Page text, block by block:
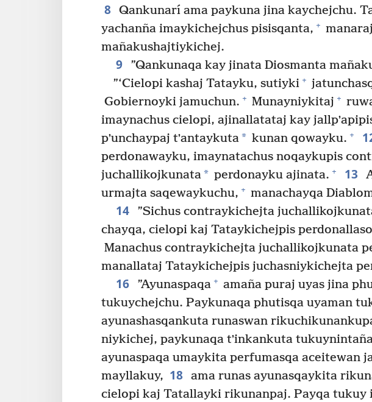
8 Qankunarí ama paykuna jina kaychejchu.
yachanña imaykichejchus pisisqanta, +
mañakushajtiykichej.
9 ”Qankunaqa kay jinata Diosmanta
”‘Cielopi kashaj Tatayku, sutiyki +
Gobiernoyki jamuchun. + Munayniykitaj +
imaynachus cielopi, ajinallatataj kay
pʼunchaypaj tʼantaykuta* kunan qowayku. +
perdonawayku, imaynatachus noqaykupis
juchallikojkunata* perdonayku ajinata. + 13
urmajta saqewaykuchu, + manachayqa
14
”Sichus contraykichejta
chayqa, cielopi kaj Tataykichejpis
Manachus contraykichejta juchallikojkunata
manallataj Tataykichejpis juchasniykichejta
16 ”Ayunaspaqa + amaña puraj uyas jina
tukuychejchu. Paykunaqa phutisqa uyaman
ayunashasqankuta runaswan
niykichej, paykunaqa tʼinkankuta
ayunaspaqa umaykita perfumasqa aceitewan
mayllakuy, 18 ama runas ayunasqaykita
cielopi kaj Tatallayki rikunanpaj. Payqa tukuy